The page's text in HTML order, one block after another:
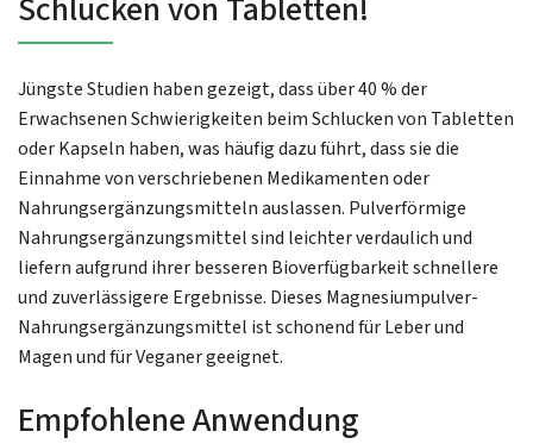
Schlucken von Tabletten!
Jüngste Studien haben gezeigt, dass über 40 % der
Erwachsenen Schwierigkeiten beim Schlucken von Tabletten
oder Kapseln haben, was häufig dazu führt, dass sie die
Einnahme von verschriebenen Medikamenten oder
Nahrungsergänzungsmitteln auslassen. Pulverförmige
Nahrungsergänzungsmittel sind leichter verdaulich und
liefern aufgrund ihrer besseren Bioverfügbarkeit schnellere
und zuverlässigere Ergebnisse. Dieses Magnesiumpulver-
Nahrungsergänzungsmittel ist schonend für Leber und
Magen und für Veganer geeignet.
Empfohlene Anwendung